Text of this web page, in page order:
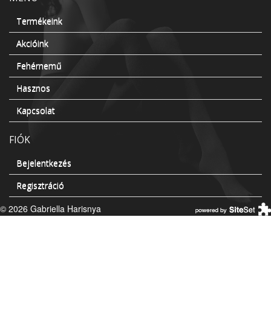
Termékeink
Akcióink
Fehérnemű
Hasznos
Kapcsolat
FIÓK
Bejelentkezés
Regisztráció
© 2026 Gabriella Harisnya